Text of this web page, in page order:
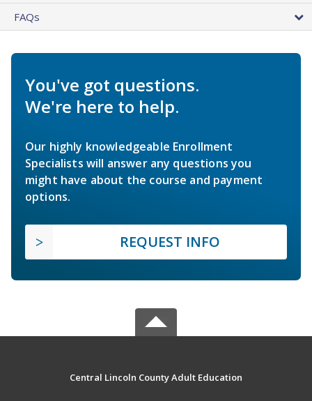
FAQs
You've got questions.
We're here to help.
Our highly knowledgeable Enrollment
Specialists will answer any questions you
might have about the course and payment
options.
REQUEST INFO
Central Lincoln County Adult Education